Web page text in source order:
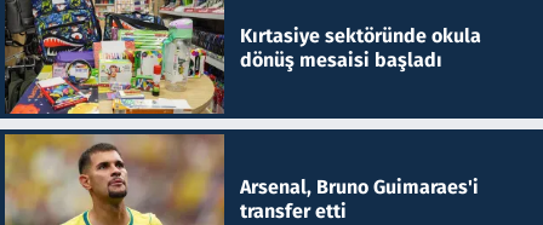
Kırtasiye sektöründe okula
dönüş mesaisi başladı
Arsenal, Bruno Guimaraes'i
transfer etti